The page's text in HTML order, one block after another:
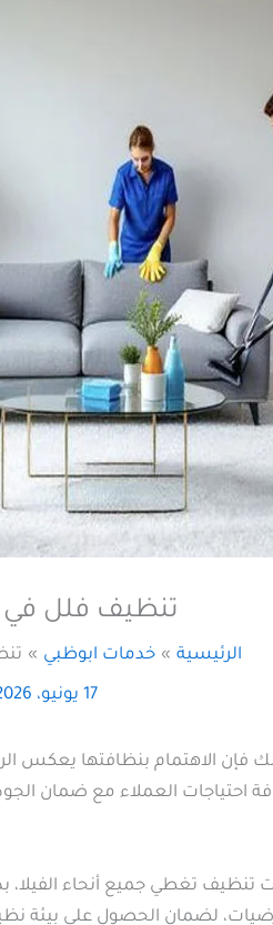
تنظيف فلل في
الرئيسية خدمات ابوظبي
17 يونيو، 2026
فإن الاهتمام بنظافتها يعكس
احتياجات العملاء مع ضمان
تنظيف تغطي جميع أنحاء الفيلا،
لضمان الحصول على بيئة